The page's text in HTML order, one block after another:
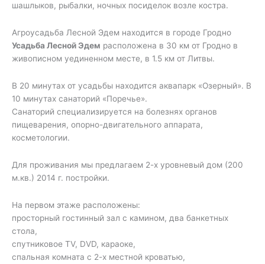
шашлыков, рыбалки, ночных посиделок возле костра.
Агроусадьба Лесной Эдем находится в городе Гродно
Усадьба Лесной Эдем расположена в 30 км от Гродно в
живописном уединенном месте, в 1.5 км от Литвы.
В 20 минутах от усадьбы находится аквапарк «Озерный». В
10 минутах санаторий «Поречье».
Санаторий специализируется на болезнях органов
пищеварения, опорно-двигательного аппарата,
косметологии.
Для проживания мы предлагаем 2-х уровневый дом (200
м.кв.) 2014 г. постройки.
На первом этаже расположены:
просторный гостинный зал с камином, два банкетных
стола,
спутниковое TV, DVD, караоке,
спальная комната с 2-х местной кроватью,